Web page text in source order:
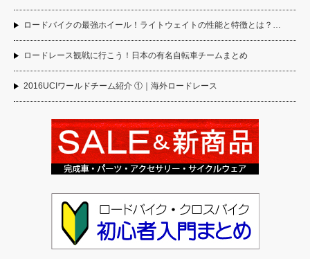
ロードバイクの最強ホイール！ライトウェイトの性能と特徴とは？…
ロードレース観戦に行こう！日本の有名自転車チームまとめ
2016UCIワールドチーム紹介 ①｜海外ロードレース